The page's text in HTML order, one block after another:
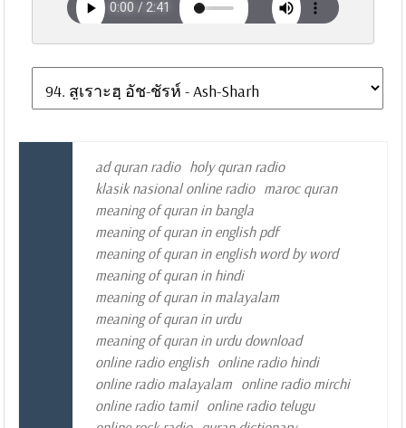
ad quran radio holy quran radio
klasik nasional online radio maroc quran
meaning of quran in bangla
meaning of quran in english pdf
meaning of quran in english word by word
meaning of quran in hindi
meaning of quran in malayalam
meaning of quran in urdu
meaning of quran in urdu download
online radio english online radio hindi
online radio malayalam online radio mirchi
online radio tamil online radio telugu